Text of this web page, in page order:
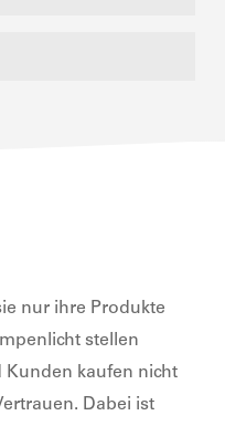
nur ihre Produkte
stellen
Kunden kaufen nicht
Dabei ist